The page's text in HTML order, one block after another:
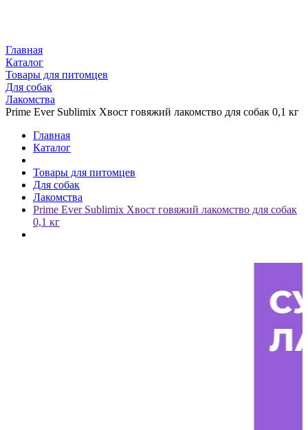
Главная
Каталог
Товары для питомцев
Для собак
Лакомства
Prime Ever Sublimix Хвост говяжий лакомство для собак 0,1 кг
Главная
Каталог
Товары для питомцев
Для собак
Лакомства
Prime Ever Sublimix Хвост говяжий лакомство для собак
0,1 кг